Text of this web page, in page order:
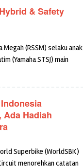
& Safety
(RSSM) selaku anak
(Yamaha STSJ) main
Ada Hadiah
Superbike (WorldSBK)
menorehkan catatan